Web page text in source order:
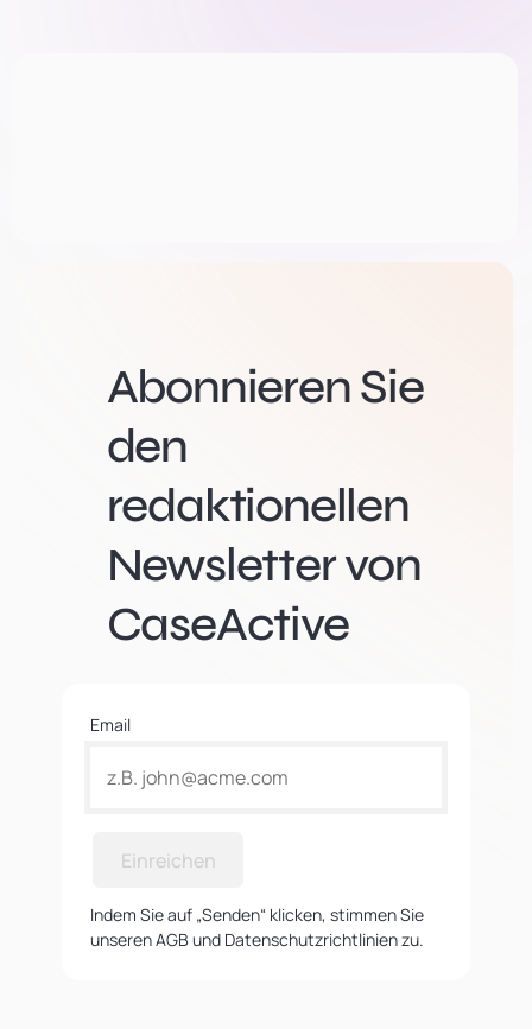
Abonnieren Sie
den
redaktionellen
Newsletter von
CaseActive
Email
Einreichen
Indem Sie auf „Senden“ klicken, stimmen Sie
unseren AGB und Datenschutzrichtlinien zu.